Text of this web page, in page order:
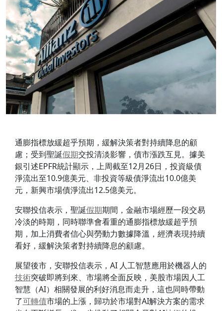
通膨指標放緩超乎預期，緩解決策者對持續降息的顧
慮；受到聖誕假期交投清淡影響，債市漲跌互見。據美
銀引述EPFR統計顯示，上周截至12月26日，投資級債
淨流出至10.9億美元、非投資等級債淨流出10.0億美
元，新興市場債淨流出12.5億美元。
安聯投信表示，聖誕假期期間，金融市場經歷一段交易
冷淡的時期，同時聯準會看重的通膨指標放緩超乎預
期，加上消費者信心與勞動力數據降溫，經濟表現持續
看好，緩解決策者對持續降息的顧慮。
展望後市，安聯投信表示，AI 人工智慧應用於機器人的
技術突破即將到來、市場將全面反映，美股市場因人工
智慧（AI）相關發展的利好消息而走升，這也同時帶動
了可轉債市場的上漲，歸功於市場對AI解決方案的需求